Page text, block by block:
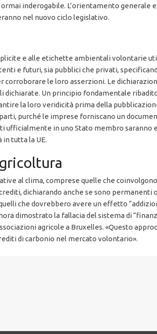
inderogabile. L’orientamento generale
nel nuovo ciclo legislativo.
e alle etichette ambientali volontarie
e futuri, sia pubblici che privati,
le loro asserzioni. Le
Un principio fondamentale
la loro veridicità prima della
purché le imprese forniscano un
ufficialmente in uno Stato membro
tutta la UE.
al clima, comprese quelle che
dichiarando anche se sono
che dovrebbero avere un effetto
dimostrato la fallacia del sistema di
agricole a Bruxelles. «Questo
di carbonio nel mercato volontario».